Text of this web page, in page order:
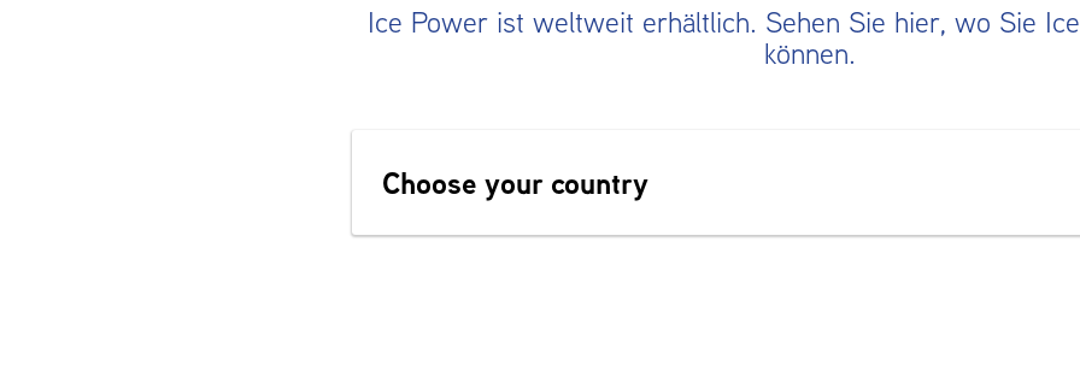
Ice Power ist weltweit erhältlich. Sehen Sie hier, wo Sie
können.
Choose your country